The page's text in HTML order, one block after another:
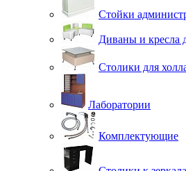
Стойки
Диваны и кресла
Столики для
Лаборатории
Комплектующие